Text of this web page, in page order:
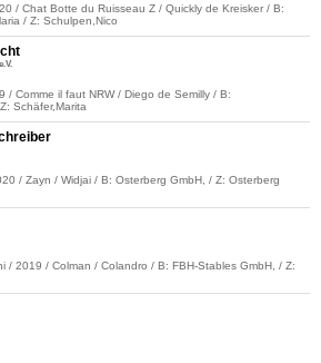
/ Chat Botte du Ruisseau Z / Quickly de Kreisker / B:
/ Z: Schulpen,Nico
/ Comme il faut NRW / Diego de Semilly / B:
Schäfer,Marita
/ Zayn / Widjai / B: Osterberg GmbH, / Z: Osterberg
/ 2019 / Colman / Colandro / B: FBH-Stables GmbH, / Z: